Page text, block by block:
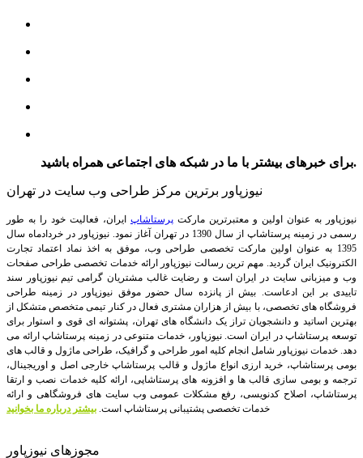
برای خبرهای بیشتر با ما در شبکه های اجتماعی همراه باشید.
نیوزپاور برترین مرکز طراحی وب سایت در تهران
نیوزپاور به عنوان اولین و معتبرترین مارکت پرستاشاپ ایران، فعالیت خود را به طور
رسمی در زمینه پرستاشاپ از سال 1390 در تهران آغاز نمود. نیوزپاور در خردادماه سال
1395 به عنوان اولین مارکت تخصصی طراحی وب، موفق به اخذ نماد اعتماد تجارت
الکترونیک ایران گردید. مهم ترین رسالت نیوزپاور ارائه خدمات تخصصی طراحی صفحات
وب و میزبانی سایت در ایران است و رضایت غالب مشتریان گرامی تیم نیوزپاور سند
تاییدی بر این ادعاست. بیش از پانزده سال حضور موفق نیوزپاور در زمینه طراحی
فروشگاه های تخصصی، با بیش از هزاران مشتری فعال در کنار تیمی متخصص متشکل از
بهترین اساتید و دانشجویان تراز یک دانشگاه های تهران، پشتوانه ای قوی و استوار برای
توسعه پرستاشاپ در ایران است.نیوزپاور، خدمات متنوعی در زمینه پرستاشاپ ارائه می
دهد. خدمات نیوزپاور شامل انجام کلیه امور طراحی و گرافیک، طراحی ماژول و قالب های
بومی پرستاشاپ، خرید ارزی انواع ماژول و قالب پرستاشاپ خارجی اصل و اوریجینال،
ترجمه و بومی سازی قالب ها و افزونه های پرستاشاپی، ارائه کلیه خدمات نصب و ارتقا
پرستاشاپ، اصلاح کدنویسی، رفع مشکلات عمومی وب سایت های فروشگاهی و ارائه
خدمات تخصصی پشتیبانی پرستاشاپ است. بیشتر درباره ما بخوانید
مجوزهای نیوزپاور